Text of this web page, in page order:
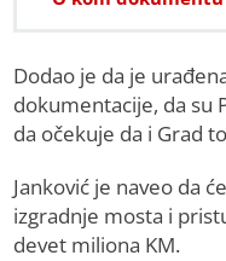
Dodao je da je
dokumentacije, da su
da očekuje da i Grad
Јanković je naveo da
izgradnje mosta i
devet miliona KM.